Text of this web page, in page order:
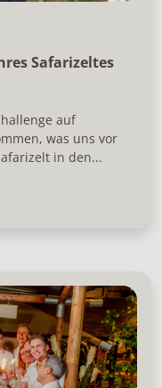
Safarizeltes
auf
was uns vor
in den...